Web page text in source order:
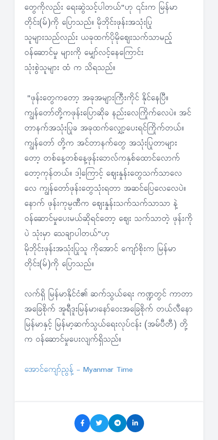
တွေကိုလည်း ရေးဆွဲသင့်ပါတယ်"ဟု ၎င်းက မြန်မာ
တိုင်း(မ်)ကို ပြောသည်။ မိုဘိုင်းဖုန်းအသုံးပြု
သူများသည်လည်း ယခုထက်ပိုမိုဈေးသက်သာမည့်
ဝန်ဆောင်မှု များကို မျှော်လင့်နေကြောင်း
သုံးစွဲသူများ ထံ က သိရသည်။
"ဖုန်းတွေကတော့ အခုအများကြီးကိုင် နိုင်နေပြီ။
ကျွန်တော်တို့ကဖုန်းပြောဆိုခ နည်းလေကြိုက်လေပဲ။ အင်
တာနက်အသုံးပြုခ အခုထက်လျှော့ပေးရင်ကြိုက်တယ်။
ကျွန်တော် တို့က အင်တာနက်တွေ အသုံးပြုတာများ
တော့ တစ်နေ့တစ်နေ့ဖုန်းဘေလ်ကနှစ်ထောင်လောက်
တော့ကုန်တယ်။ ဒါ့ကြောင့် ဈေးနှုန်းတွေသက်သာလေ
လေ ကျွန်တော်ဖုန်းတွေသုံးရတာ အဆင်ပြေလေလေပဲ။
နောက် ဖုန်းကုမ္ပဏီက ဈေးနှုန်းသက်သက်သာသာ နဲ့
ဝန်ဆောင်မှုပေးမယ်ဆိုရင်တော့ ဈေး သက်သာတဲ့ ဖုန်းကို
ပဲ သုံးမှာ သေချာပါတယ်"ဟု
မိုဘိုင်းဖုန်းအသုံးပြုသူ ကိုအောင် ကျော်စိုးက မြန်မာ
တိုင်း(မ်)ကို ပြောသည်။
လက်ရှိ မြန်မာနိုင်ငံ၏ ဆက်သွယ်ရေး ကဏ္ဍတွင် ကာတာ
အခြေစိုက် အူရီဒူးမြန်မာ၊နော်ဝေးအခြေစိုက် တယ်လီနော
မြန်မာနှင့် မြန်မာ့ဆက်သွယ်ရေးလုပ်ငန်း (အမ်ပီတီ) တို့
က ဝန်ဆောင်မှုပေးလျက်ရှိသည်။
အောင်ကျော်ညွန့် - Myanmar Time